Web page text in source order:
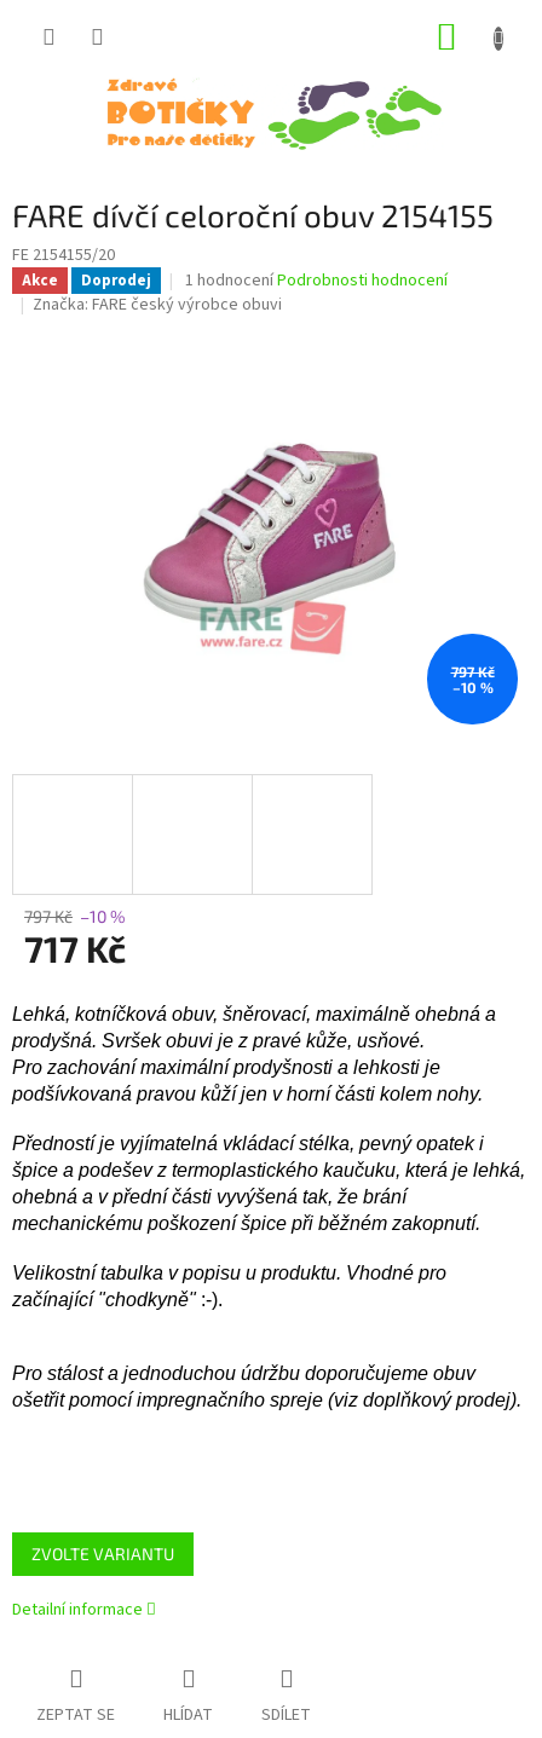
FARE dívčí celoroční obuv 2154155
FE 2154155/20
Akce Doprodej
Průměrné
hodnocení
1 hodnoceníPodrobnosti hodnocení
Značka: FARE český výrobce obuvi
797 Kč
–10 %
797 Kč –10 %
717 Kč
cena:
ZVOLTE VARIANTU
Lehká, kotníčková obuv, šněrovací, maximálně ohebná a
prodyšná. Svršek obuvi je z pravé kůže, usňové.
Pro zachování maximální prodyšnosti a lehkosti je
podšívkovaná pravou kůží jen v horní části kolem nohy.
Předností je vyjímatelná vkládací stélka, pevný opatek i
špice a podešev z termoplastického kaučuku, která je lehká,
ohebná a v přední části vyvýšená tak, že brání
mechanickému poškození špice při běžném zakopnutí.
Velikostní tabulka v popisu u produktu. Vhodné pro
začínající "chodkyně":-).
Pro stálost a jednoduchou údržbu doporučujeme obuv
ošetřit pomocí impregnačního spreje (viz doplňkový prodej).
Detailní informace
ZEPTAT SE HLÍDAT SDÍLET